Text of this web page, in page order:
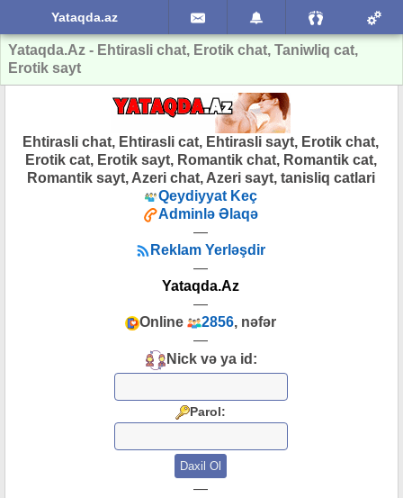
Yataqda.az
Yataqda.Az - Ehtirasli chat, Erotik chat, Taniwliq cat,
Erotik sayt
Ehtirasli chat, Ehtirasli cat, Ehtirasli sayt, Erotik chat,
Erotik cat, Erotik sayt, Romantik chat, Romantik cat,
Romantik sayt, Azeri chat, Azeri sayt, tanisliq catlari
Qeydiyyat Keç
Adminlə Əlaqə
—
Reklam Yerləşdir
—
Yataqda.Az
—
Online
2856, nəfər
—
Nick və ya id:
Parol:
—